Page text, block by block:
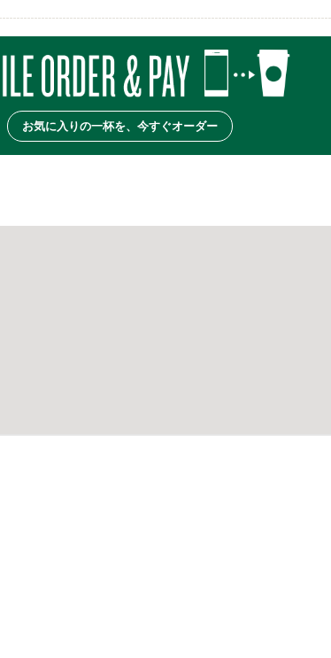
お気に入りの一杯を、今すぐオーダー